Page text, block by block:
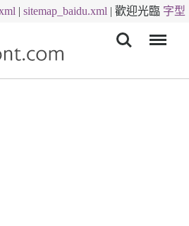
| sitemap_baidu.xml | 歡迎光臨 字型